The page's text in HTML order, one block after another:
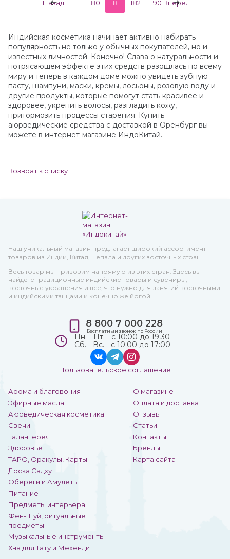
Назад 1 180 181 182 190 Вперед
Индийская косметика начинает активно набирать
популярность не только у обычных покупателей, но и
известных личностей. Конечно! Слава о натуральности и
потрясающем эффекте этих средств разошлась по всему
миру и теперь в каждом доме можно увидеть зубную
пасту, шампуни, маски, кремы, лосьоны, розовую воду и
другие продукты, которые помогут стать красивее и
здоровее, укрепить волосы, разгладить кожу,
притормозить процессы старения. Купить
аюрведические средства с доставкой в Оренбург вы
можете в интернет-магазине ИндоКитай.
Возврат к списку
Наш уникальный магазин предлагает широкий ассортимент
товаров из Индии, Китая, Непала и других восточных стран.
Весь товар мы привозим напрямую из этих стран. Здесь вы
найдете традиционные индийские товары и сувениры,
восточные украшения и все, что нужно для занятий восточными
и индийскими танцами и конечно же йогой.
Арома и благовония
Эфирные масла
Аюрведическая косметика
Свечи
Галантерея
Здоровье
ТАРО, Оракулы, Карты
Доска Садху
Обереги и Амулеты
Питание
Предметы интерьера
Фен-Шуй, ритуальные
предметы
Музыкальные инструменты
Хна для Тату и Мехенди
О магазине
Оплата и доставка
Отзывы
Статьи
Контакты
Бренды
Карта сайта
8 800 7 000 228
Бесплатный звонок по России
Пн. - Пт. - с 10:00 до 19:30
Сб. - Вс. - с 10:00 до 17:00
Пользовательское соглашение